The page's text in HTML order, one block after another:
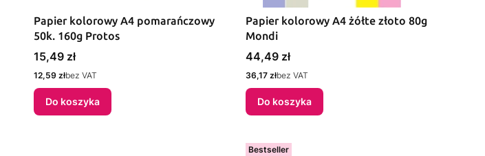
Papier kolorowy A4 pomarańczowy
50k. 160g Protos
Cena
15,49 zł
Cena
12,59 złbez VAT
Do koszyka
Papier kolorowy A4 żółte złoto 80g
Mondi
Cena
44,49 zł
Cena
36,17 złbez VAT
Do koszyka
Bestseller